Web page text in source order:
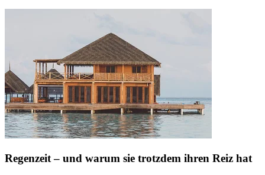
Regenzeit – und warum sie trotzdem ihren Reiz hat